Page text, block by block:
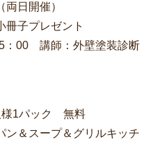
日開催）
冊子プレゼント
：00 講師：外壁塗装診断
様1パック 無料
ン＆スープ＆グリルキッチ